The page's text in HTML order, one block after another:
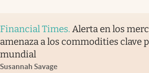
Financial Times. Alerta en los
amenaza a los commodities clave
mundial
Susannah Savage